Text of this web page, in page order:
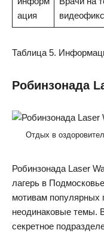
ация
Таблица 5.
Робинзонада
Отдых в
Робинзонада Laser
лагерь в
мотивам
неодинаковые темы.
секретное